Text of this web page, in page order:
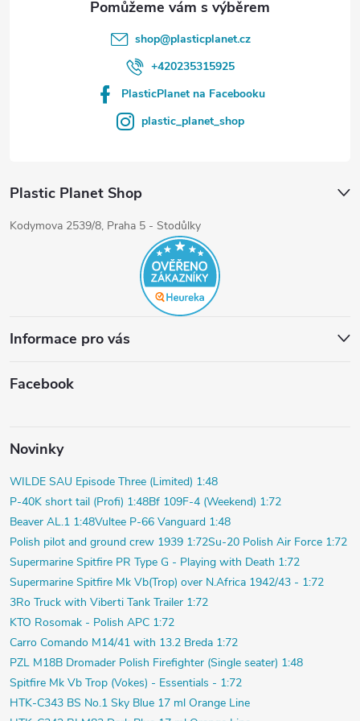
shop@plasticplanet.cz
+420235315925
PlasticPlanet na Facebooku
plastic_planet_shop
Plastic Planet Shop
Kodymova 2539/8, Praha 5 - Stodůlky
Informace pro vás
Facebook
Novinky
WILDE SAU Episode Three (Limited) 1:48
P-40K short tail (Profi) 1:48Bf 109F-4 (Weekend) 1:72
Beaver AL.1 1:48Vultee P-66 Vanguard 1:48
Polish pilot and ground crew 1939 1:72Su-20 Polish Air Force 1:72
Supermarine Spitfire PR Type G - Playing with Death 1:72
Supermarine Spitfire Mk Vb(Trop) over N.Africa 1942/43 - 1:72
3Ro Truck with Viberti Tank Trailer 1:72
KTO Rosomak - Polish APC 1:72
Carro Comando M14/41 with 13.2 Breda 1:72
PZL M18B Dromader Polish Firefighter (Single seater) 1:48
Spitfire Mk Vb Trop (Vokes) - Essentials - 1:72
HTK-C343 BS No.1 Sky Blue 17 ml Orange Line